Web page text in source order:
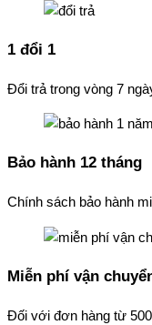
1 đổi 1
Đổi trả trong vòng 7
Bảo hành 12 tháng
Chính sách bảo hành
Miễn phí vận
Đối với đơn hàng từ